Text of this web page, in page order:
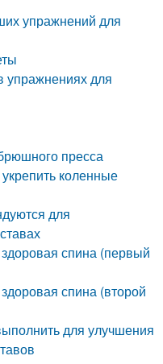
упражнений для
упражнениях для
пресса
коленные
для
спина (первый
спина (второй
для улучшения